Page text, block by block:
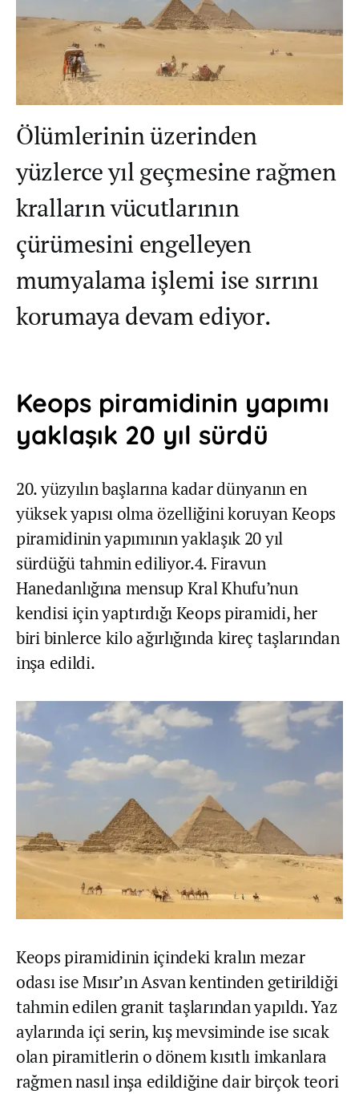
Ölümlerinin üzerinden
yüzlerce yıl geçmesine rağmen
kralların vücutlarının
çürümesini engelleyen
mumyalama işlemi ise sırrını
korumaya devam ediyor.
Keops piramidinin yapımı
yaklaşık 20 yıl sürdü
20. yüzyılın başlarına kadar dünyanın en
yüksek yapısı olma özelliğini koruyan Keops
piramidinin yapımının yaklaşık 20 yıl
sürdüğü tahmin ediliyor.4. Firavun
Hanedanlığına mensup Kral Khufu’nun
kendisi için yaptırdığı Keops piramidi, her
biri binlerce kilo ağırlığında kireç taşlarından
inşa edildi.
Keops piramidinin içindeki kralın mezar
odası ise Mısır’ın Asvan kentinden getirildiği
tahmin edilen granit taşlarından yapıldı. Yaz
aylarında içi serin, kış mevsiminde ise sıcak
olan piramitlerin o dönem kısıtlı imkanlara
rağmen nasıl inşa edildiğine dair birçok teori